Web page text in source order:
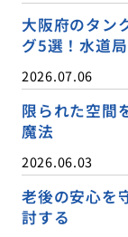
大阪府のタン
グ5選！水道
2026.07.06
限られた空間
魔法
2026.06.03
老後の安心を
討する